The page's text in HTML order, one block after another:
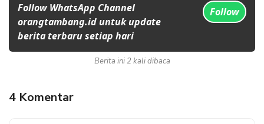
Follow WhatsApp Channel
orangtambang.id untuk update
berita terbaru setiap hari
Follow
Berita ini 2 kali dibaca
4 Komentar